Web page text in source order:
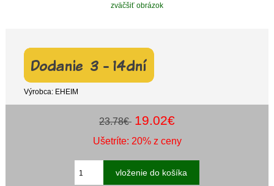
zväčšiť obrázok
Výrobca: EHEIM
23.78€ 19.02€
Ušetríte: 20% z ceny